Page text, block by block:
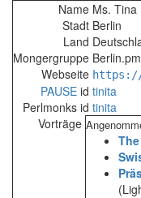
Name Ms. Tina
Stadt Berlin
Land
Mongergruppe
Webseite https://
PAUSE id tinita
Perlmonks id tinita
Vorträge